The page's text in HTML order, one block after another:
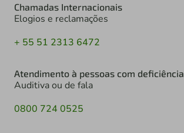
Chamadas Internacionais
Elogios e reclamações
+ 55 51 2313 6472
Atendimento à pessoas com deficiência
Auditiva ou de fala
0800 724 0525